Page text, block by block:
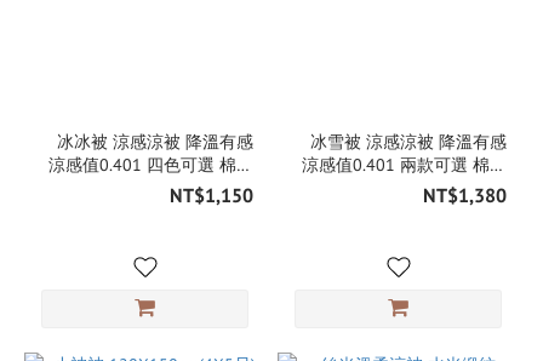
冰冰被 涼感涼被 降溫有感
涼感值0.401 四色可選 棉床
本舖
NT$1,150
冰雪被 涼感涼被 降溫有感
涼感值0.401 兩款可選 棉床
本舖
NT$1,380